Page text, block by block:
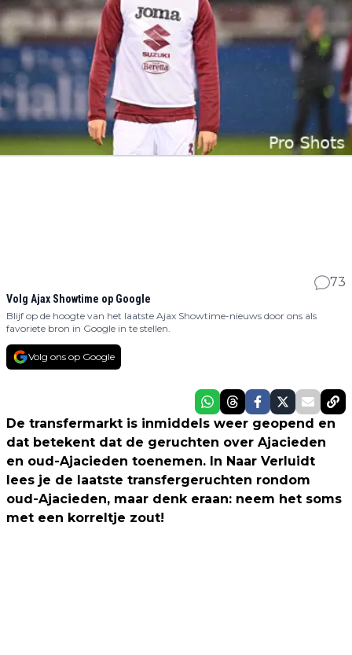
73
Volg Ajax Showtime op Google
Blijf op de hoogte van het laatste Ajax Showtime-nieuws door ons als
favoriete bron in Google in te stellen.
Volg ons op Google
De transfermarkt is inmiddels weer geopend en
dat betekent dat de geruchten over Ajacieden
en oud-Ajacieden toenemen. In Naar Verluidt
lees je de laatste transfergeruchten rondom
oud-Ajacieden, maar denk eraan: neem het soms
met een korreltje zout!